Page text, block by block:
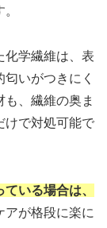
化学繊維は、表
いがつきにく
、繊維の奥ま
けで対処可能で
いる場合は、
アが格段に楽に